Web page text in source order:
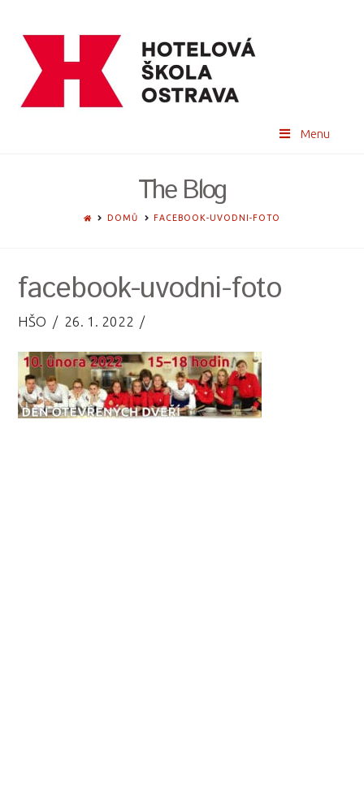
Menu
The Blog
HOMEDOMŮ FACEBOOK-UVODNI-FOTO
facebook-uvodni-foto
HŠO 26. 1. 2022